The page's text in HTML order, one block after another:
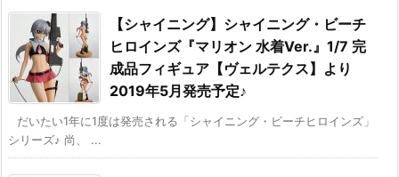
【シャイニング】シャイニング・ビーチ
ヒロインズ『マリオン 水着Ver.』1/7 完
成品フィギュア【ヴェルテクス】より
2019年5月発売予定♪
だいたい1年に1度は発売される「シャイニング・ビーチヒロインズ」
シリーズ♪ 尚、 ...